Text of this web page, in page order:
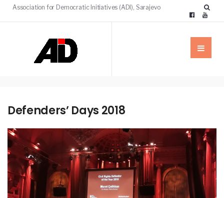
Association for Democratic Initiatives (ADI), Sarajevo
Defenders’ Days 2018